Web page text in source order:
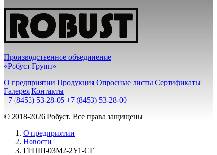
Производственное объединение
«Робуст Групп»
О предприятии Продукция Опросные листы Сертификаты
Галерея Контакты
+7 (8453) 53-28-05 +7 (8453) 53-28-00
© 2018-2026 Робуст. Все права защищены
О предприятии
Новости
ГРПШ-03М2-2У1-СГ